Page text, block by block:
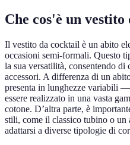
Che cos'è un
Il vestito da cocktail è un abito
occasioni semi-formali. Questo
la sua versatilità, consentendo
accessori. A differenza di un
presenta in lunghezze variabili
essere realizzato in una vasta
cotone. D’altra parte, è
stili, come il classico tubino o un
adattarsi a diverse tipologie di